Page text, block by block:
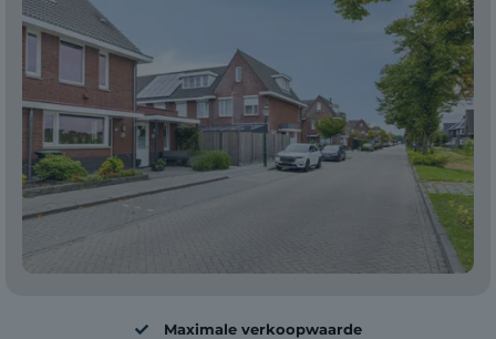
Maximale verkoopwaarde